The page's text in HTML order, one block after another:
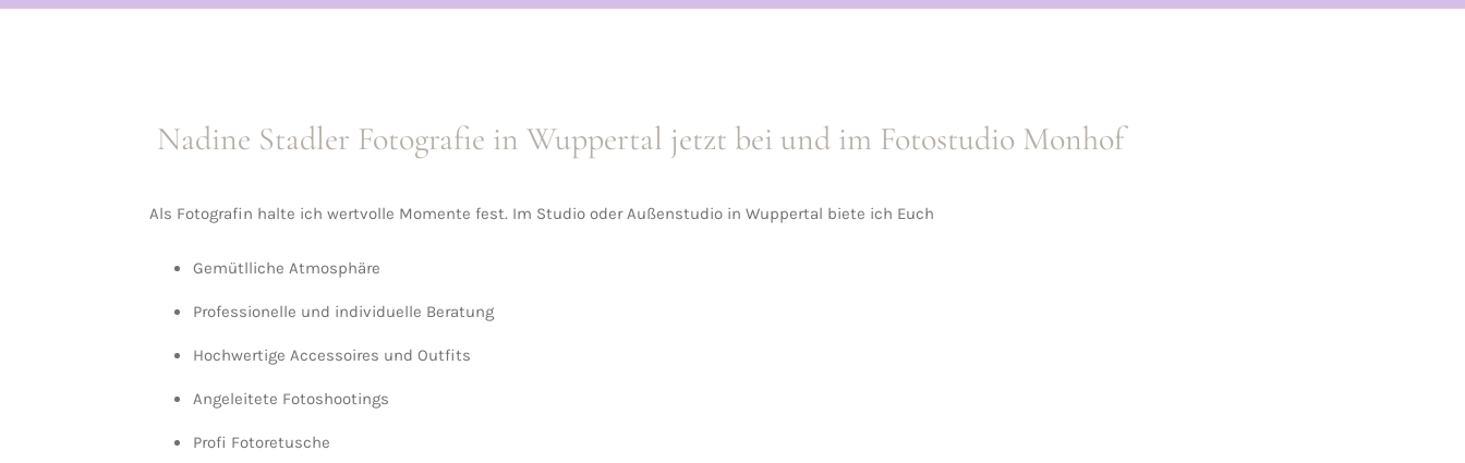
Nadine Stadler Fotografie in Wuppertal jetzt bei und im Fotostudio Monhof
Als Fotografin halte ich wertvolle Momente fest. Im Studio oder Außenstudio in Wuppertal biete ich Euch
Gemütlliche Atmosphäre
Professionelle und individuelle Beratung
Hochwertige Accessoires und Outfits
Angeleitete Fotoshootings
Profi Fotoretusche